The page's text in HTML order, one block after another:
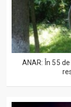
ANAR: În 55